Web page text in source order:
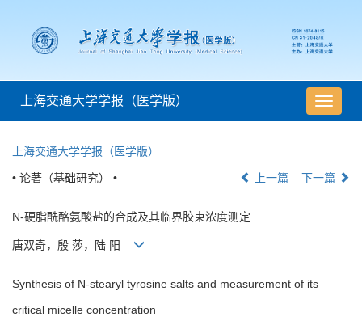
导
航
上海交通大学学报（医学版）
上海交通大学学报（医学版）
• 论著（基础研究） • 上一篇 下一篇
N-硬脂酰酪氨酸盐的合成及其临界胶束浓度测定
唐双奇，殷 莎，陆 阳
Synthesis of N-stearyl tyrosine salts and measurement of its
critical micelle concentration